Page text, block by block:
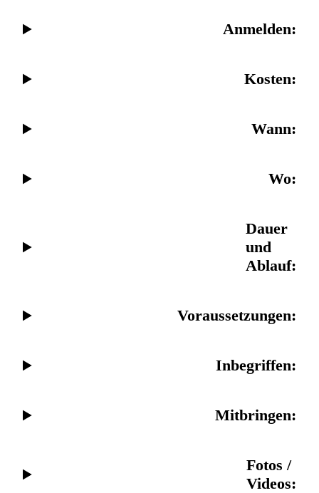
Anmelden:
Kosten:
Wann:
Wo:
Dauer
und
Ablauf:
Voraussetzungen:
Inbegriffen:
Mitbringen:
Fotos /
Videos: